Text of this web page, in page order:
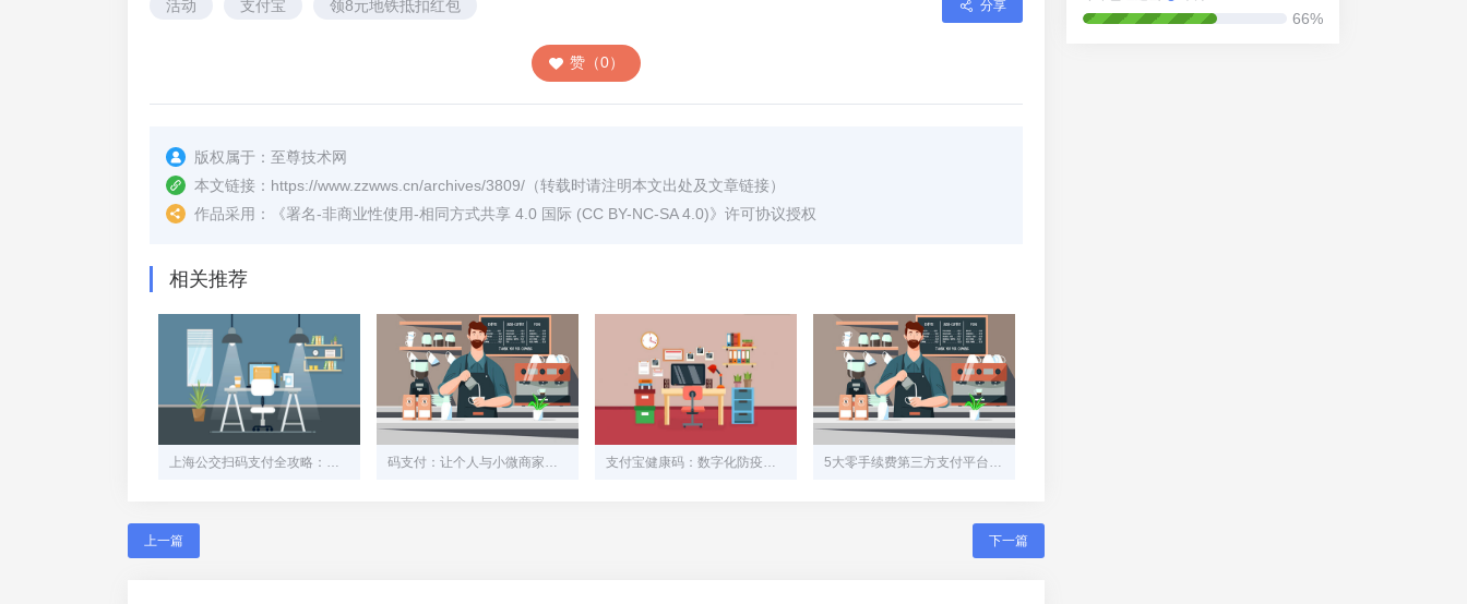
活动 支付宝 领8元地铁抵扣红包 分享
赞（0）
版权属于： 至尊技术网
本文链接： https://www.zzwws.cn/archives/3809/ （转载时请注明本文出处及文章链接）
作品采用：
《署名-非商业性使用-相同方式共享 4.0 国际 (CC BY-NC-SA 4.0)》许可协议授权
相关推荐
上海公交扫码支付全攻略：一部手机畅行魔都 码支付：让个人与小微商家的收款难题迎刃而解 支付宝健康码：数字化防疫的中国方案 5大零手续费第三方支付平台测评：这样转账一年省下万元！
上一篇 下一篇
66%